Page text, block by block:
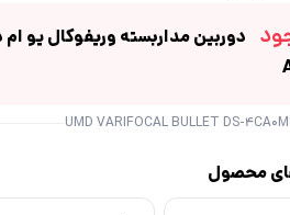
UMD VARIFOCAL BULLET DS-
محصول